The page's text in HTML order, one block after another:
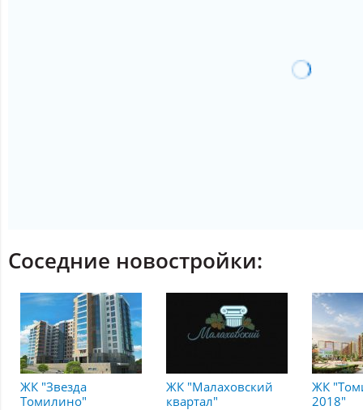
Соседние новостройки:
ЖК "Звезда
Томилино"
ЖК "Малаховский
квартал"
ЖК
2018"